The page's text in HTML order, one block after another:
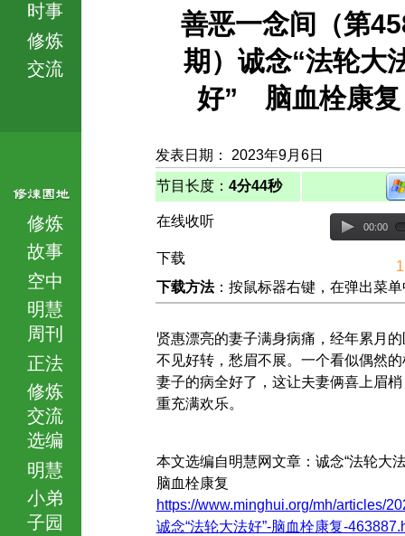
时事
修炼
交流
修炼
故事
空中
明慧
周刊
正法
修炼
交流
选编
明慧
小弟
子园
善恶一念间（第
期）诚念“法轮大
好” 脑血栓康复
发表日期： 2023年9月6日
节目长度： 4分44秒
在线收听 00:00
下载
下载方法：按鼠标器右键，在弹出菜
贤惠漂亮的妻子满身病痛，经年累月
不见好转，愁眉不展。一个看似偶然
妻子的病全好了，这让夫妻俩喜上眉
重充满欢乐。
本文选编自明慧网文章：诚念“法轮
脑血栓康复
https://www.minghui.org/mh/articles/
诚念“法轮大法好”-脑血栓康复-